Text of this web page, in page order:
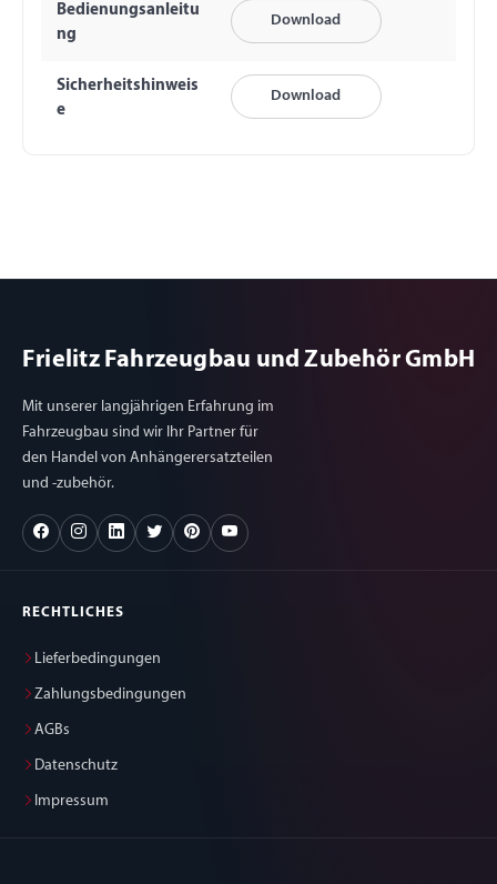
Bedienungsanleitu
ng
Download
Sicherheitshinweis
e
Download
Frielitz Fahrzeugbau und Zubehör GmbH
Mit unserer langjährigen Erfahrung im
Fahrzeugbau sind wir Ihr Partner für
den Handel von Anhängerersatzteilen
und -zubehör.
RECHTLICHES
Lieferbedingungen
Zahlungsbedingungen
AGBs
Datenschutz
Impressum